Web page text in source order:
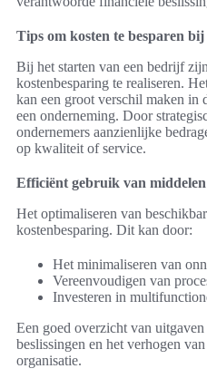
Tips om kosten te besparen
Bij het starten van een bedrijf
kostenbesparing te realiseren.
kan een groot verschil maken in
een onderneming. Door
ondernemers aanzienlijke
op kwaliteit of service.
Efficiënt gebruik van middelen
Het optimaliseren van
kostenbesparing. Dit kan door:
Het minimaliseren van
Vereenvoudigen van
Investeren in
Een goed overzicht van
beslissingen en het verhogen
organisatie.